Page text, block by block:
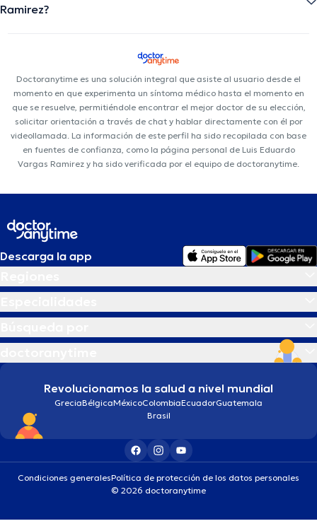
Ramirez?
Doctoranytime es una solución integral que asiste al usuario desde el
momento en que experimenta un síntoma médico hasta el momento en
que se resuelve, permitiéndole encontrar el mejor doctor de su elección,
solicitar orientación a través de chat y hablar directamente con él por
videollamada. La información de este perfil ha sido recopilada con base
en fuentes de confianza, como la página personal de Luis Eduardo
Vargas Ramirez y ha sido verificada por el equipo de doctoranytime.
Descarga la app
Revolucionamos la salud a nivel mundial
GreciaBélgicaMéxicoColombiaEcuadorGuatemala
Brasil
Condiciones generalesPolítica de protección de los datos personales
© 2026 doctoranytime